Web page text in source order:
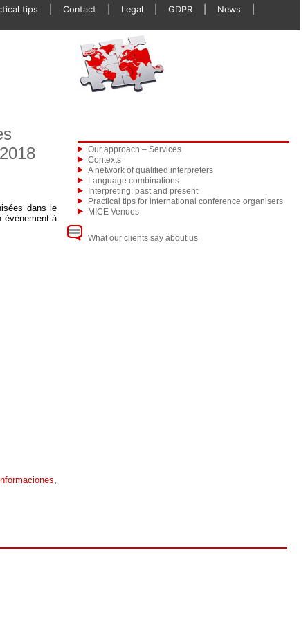
tips Contact Legal GDPR
News
dans le
événement à
,
Our approach – Services
Contexts
A network of qualified interpreters
Language combinations
Interpreting: past and present
Practical tips for international conference organisers
MICE Venues
What our clients say about us